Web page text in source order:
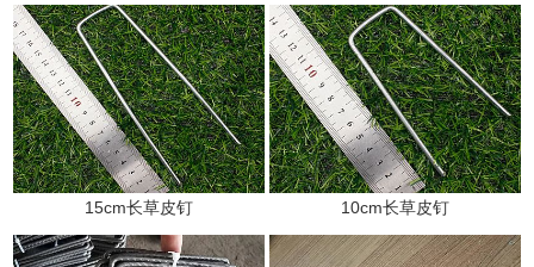
15cm长草皮钉 10cm长草皮钉